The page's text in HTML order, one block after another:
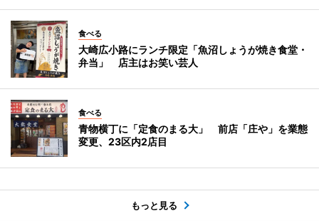
食べる
大崎広小路にランチ限定「魚沼しょうが焼き食堂・
弁当」 店主はお笑い芸人
食べる
青物横丁に「定食のまる大」 前店「庄や」を業態
変更、23区内2店目
もっと見る